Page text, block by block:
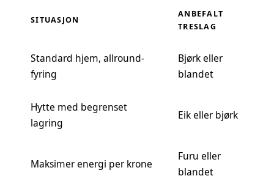
SITUASJON
ANBEFALT
TRESLAG
Standard hjem, allround-
fyring
Bjørk eller
blandet
Hytte med begrenset
lagring
Eik eller bjørk
Maksimer energi per krone
Furu eller
blandet